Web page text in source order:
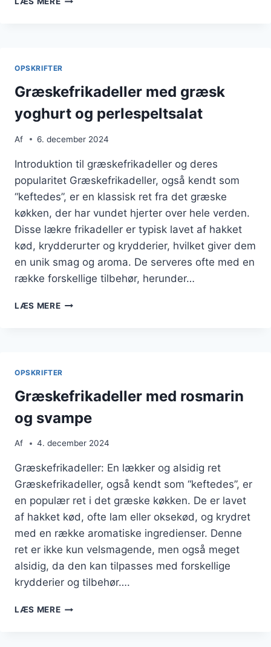
OPSKRIFTER
Græskefrikadeller med græsk
yoghurt og perlespeltsalat
Af 6. december 2024
Introduktion til græskefrikadeller og deres
popularitet Græskefrikadeller, også kendt som
“keftedes”, er en klassisk ret fra det græske
køkken, der har vundet hjerter over hele verden.
Disse lækre frikadeller er typisk lavet af hakket
kød, krydderurter og krydderier, hvilket giver dem
en unik smag og aroma. De serveres ofte med en
række forskellige tilbehør, herunder…
LÆS MEREGRÆSKEFRIKADELLER
OPSKRIFTER
Græskefrikadeller med rosmarin
og svampe
Af 4. december 2024
Græskefrikadeller: En lækker og alsidig ret
Græskefrikadeller, også kendt som “keftedes”, er
en populær ret i det græske køkken. De er lavet
af hakket kød, ofte lam eller oksekød, og krydret
med en række aromatiske ingredienser. Denne
ret er ikke kun velsmagende, men også meget
alsidig, da den kan tilpasses med forskellige
krydderier og tilbehør….
LÆS MEREGRÆSKEFRIKADELLER